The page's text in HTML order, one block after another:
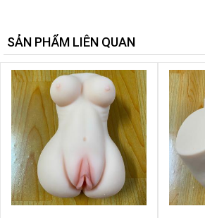
SẢN PHẨM LIÊN QUAN